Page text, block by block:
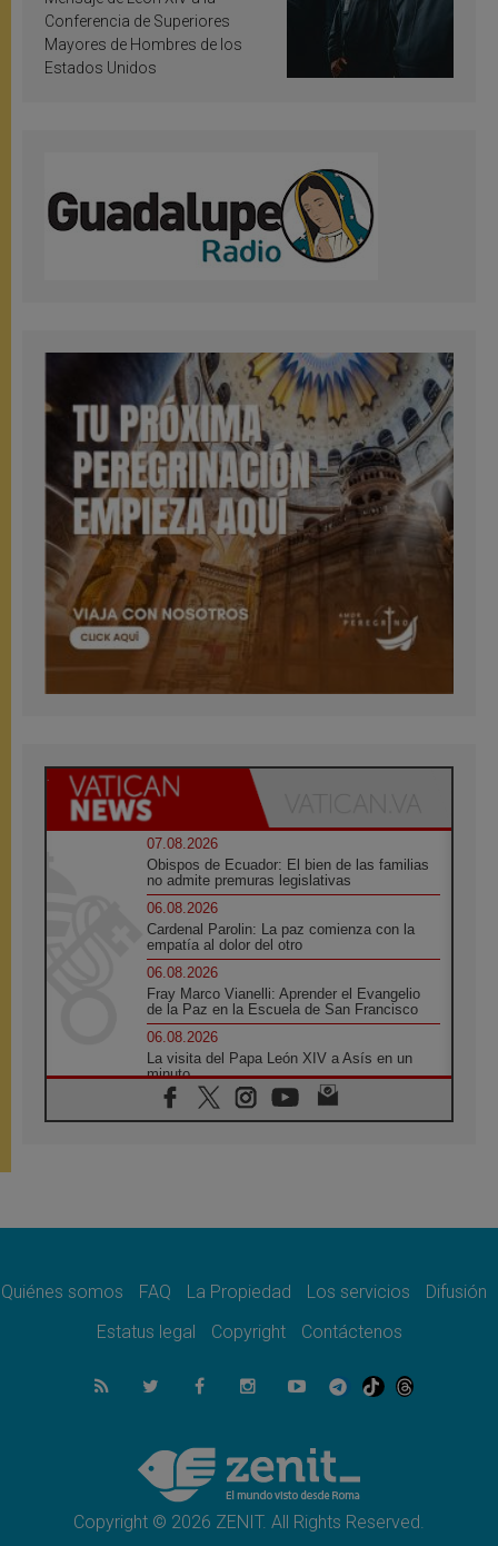
Conferencia de Superiores
Mayores de Hombres de los
Estados Unidos
07.08.2026
Obispos de Ecuador: El bien de las familias
no admite premuras legislativas
06.08.2026
Cardenal Parolin: La paz comienza con la
empatía al dolor del otro
06.08.2026
Fray Marco Vianelli: Aprender el Evangelio
de la Paz en la Escuela de San Francisco
06.08.2026
La visita del Papa León XIV a Asís en un
minuto
06.08.2026
El agradecimiento de los jóvenes al Papa:
Comienzan "Diez Días Oración por la Paz"
Pizzaballa en Asís: los cristianos quieren
06.08.2026
Sturla: La visita de León XIV será una buena
León XIV: La revolución del Evangelio
derriba los muros que separan
Quiénes somos FAQ La Propiedad Los servicios
Difusión
Estatus legal
Copyright Contáctenos
Copyright © 2026 ZENIT. All Rights Reserved.